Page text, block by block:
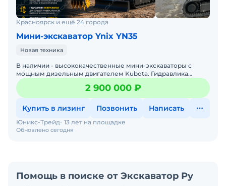
Красноярск и ещё 24 города
Мини-экскаватор Ynix YN35
Новая техника
В наличии - высококачественные мини-экскаваторы с
мощным дизельным двигателем Kubota. Гидравлика
Германия, США. Объем ковша 0.12 м3Гидролиния
РеверсивнаяОбщая м2 900 000 ₽
Купить в лизинг Позвонить Написать
Обновлено сегодня
Юникс-Трейд 13 лет на площадке
Помощь в поиске от Экскаватор Ру